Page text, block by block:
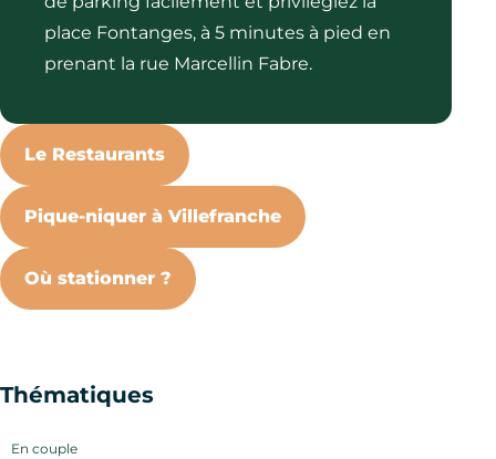
place Fontanges, à 5 minutes à pied en
prenant la rue Marcellin Fabre.
Le Restaurants
Pique-niquer à Villefranche
Où stationner ?
Thématiques
En couple